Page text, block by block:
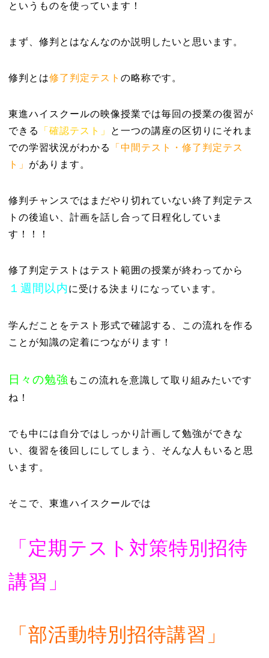
というものを使っています！
まず、修判とはなんなのか説明したいと思います。
修判とは修了判定テスト の略称です。
東進ハイスクールの映像授業では毎回の授業の復習が
できる
「確認テスト」
と一つの講座の区切りにそれま
での学習状況がわかる
「中間テスト・修了判定テス
ト」 があります。
修判チャンスではまだやり切れていない終了判定テス
トの後追い、計画を話し合って日程化していま
す！！！
修了判定テストはテスト範囲の授業が終わってから
１週間以内 に受ける決まりになっています。
学んだことをテスト形式で確認する、この流れを作る
ことが知識の定着につながります！
日々の勉強 もこの流れを意識して取り組みたいです
ね！
でも中には自分ではしっかり計画して勉強ができな
い、復習を後回しにしてしまう、そんな人もいると思
います。
そこで、東進ハイスクールでは
「定期テスト対策特別招待
講習」
「部活動特別招待講習」